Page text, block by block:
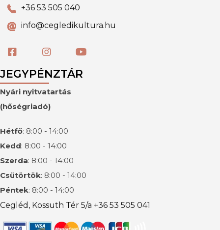
+36 53 505 040
info@cegledikultura.hu
JEGYPÉNZTÁR
Nyári nyitvatartás
(hőségriadó)
Hétfő: 8:00 - 14:00
Kedd: 8:00 - 14:00
Szerda: 8:00 - 14:00
Csütörtök: 8:00 - 14:00
Péntek: 8:00 - 14:00
Cegléd, Kossuth Tér 5/a +36 53 505 041